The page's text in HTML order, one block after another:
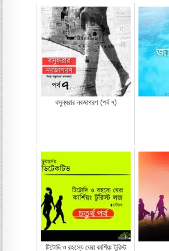
বসুন্ধরার নবজাগরণ (পর্ব ৭)
টিটোদি ও রহস্যে ঘেরা কার্শিয়ং টুরিস্ট